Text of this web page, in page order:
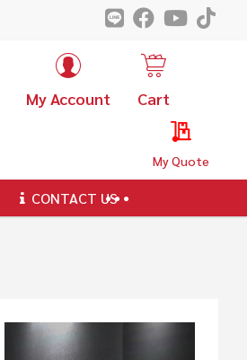
My Quote
My Account Cart
CONTACT US